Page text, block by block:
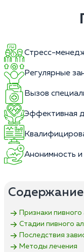
Стресс-
Регулярные
Вызов
Эффективная
Анонимность
Содержание
Признаки
Стадии пивного
Последствия
Методы лечения